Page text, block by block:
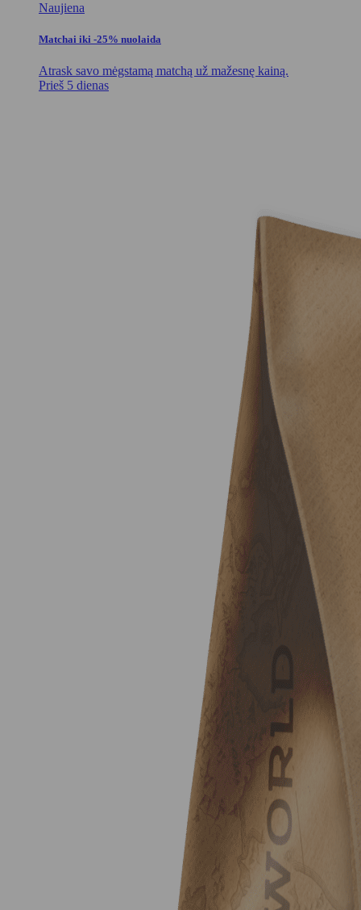
Naujiena
Matchai iki -25% nuolaida
Atrask savo mėgstamą matchą už mažesnę kainą.
Prieš 5 dienas